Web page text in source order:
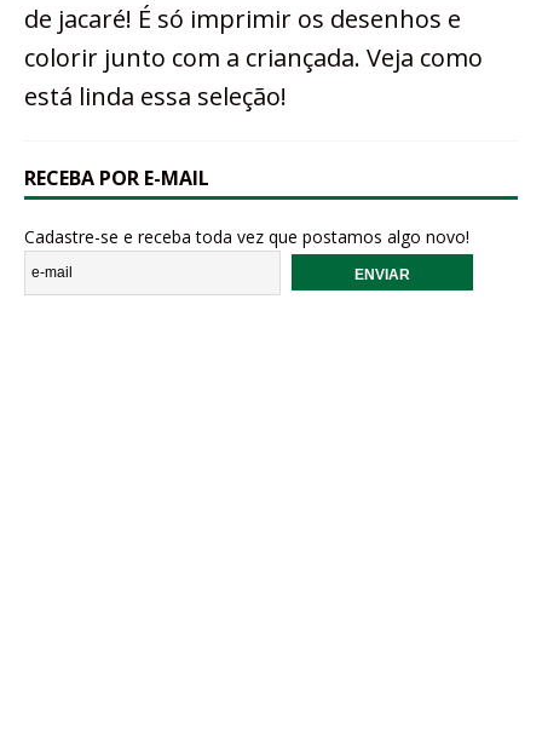
de jacaré! É só imprimir os desenhos e
colorir junto com a criançada. Veja como
está linda essa seleção!
RECEBA POR E-MAIL
Cadastre-se e receba toda vez que postamos algo novo!